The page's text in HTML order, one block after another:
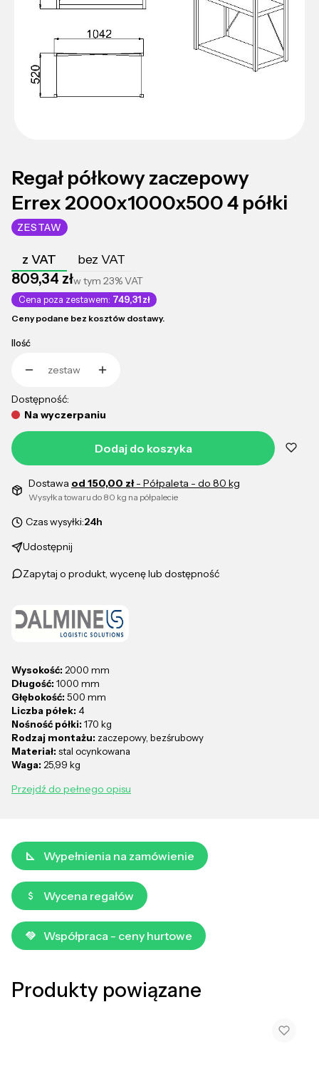
Regał półkowy zaczepowy
Errex 2000x1000x500 4 półki
ZESTAW
z VAT bez VAT
Cena
809,34 złw tym 23%VAT
Cena poza zestawem: 749,31 zł
Ceny podane bez kosztów dostawy.
Ilość
zestaw
Dostępność:
Na wyczerpaniu
Dodaj do koszyka
Dostawa od 150,00 zł- Półpaleta - do 80 kg
Wysyłka towaru do 80 kg na półpalecie
Czas wysyłki:24h
Udostępnij
Zapytaj o produkt, wycenę lub dostępność
Wysokość: 2000 mm
Długość: 1000 mm
Głębokość: 500 mm
Liczba półek: 4
Nośność półki: 170 kg
Rodzaj montażu: zaczepowy, bezśrubowy
Materiał: stal ocynkowana
Waga: 25,99 kg
Przejdź do pełnego opisu
Wypełnienia na zamówienie
Wycena regałów
Współpraca - ceny hurtowe
Produkty powiązane